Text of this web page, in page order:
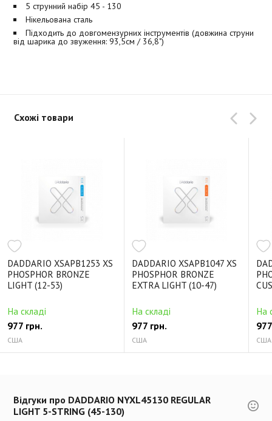
5 струнний набір 45 - 130
Нікельована сталь
Підходить до довгомензурних інструментів (довжина струни
від шарика до звуження: 93,5см / 36,8")
Схожі товари
DADDARIO XSAPB1253 XS
PHOSPHOR BRONZE
LIGHT (12-53)
На складі
977 грн.
США
DADDARIO XSAPB1047 XS
PHOSPHOR BRONZE
EXTRA LIGHT (10-47)
На складі
977 грн.
США
На
США
Відгуки про DADDARIO NYXL45130 REGULAR
LIGHT 5-STRING (45-130)